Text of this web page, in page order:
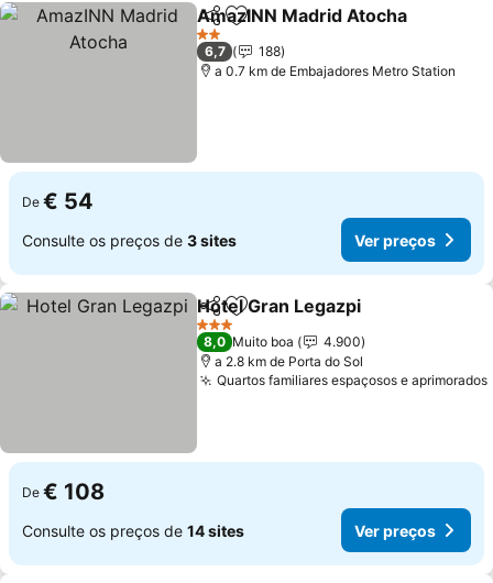
PartilharAdicionar aos favoritos
AmazINN Madrid Atocha
2 Estrelas
6,7
188
a 0.7 km de Embajadores Metro Station
De € 54
Consulte os preços de 3 sites Ver preços
PartilharAdicionar aos favoritos
Hotel Gran Legazpi
3 Estrelas
8,0 Muito boa
4.900
a 2.8 km de Porta do Sol
Quartos familiares espaçosos e aprimorados
De € 108
Consulte os preços de 14 sites Ver preços